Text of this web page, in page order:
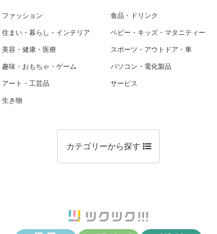
ファッション 食品・ドリンク
住まい・暮らし・インテリア ベビー・キッズ・マタニティー
美容・健康・医療 スポーツ・アウトドア・車
趣味・おもちゃ・ゲーム パソコン・電化製品
アート・工芸品 サービス
生き物
カテゴリーから探す